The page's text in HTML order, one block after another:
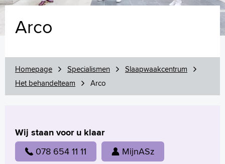
Pauline
Marcella
Lis
Esra
Arco
Homepage Specialismen
Slaapwaakcentrum
Het behandelteam
Arco
Wij staan voor u klaar
078 654 11 11 MijnASz